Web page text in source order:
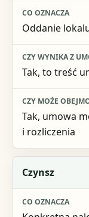
Co oznacza
Czy może
Oddanie
Tak, to treść
Tak, umowa
i rozliczenia
Czynsz